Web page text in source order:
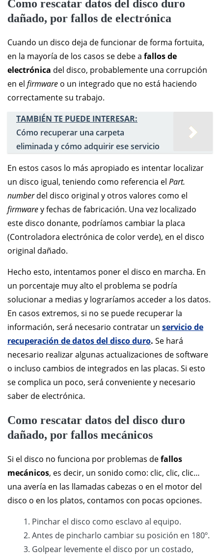
Como rescatar datos del disco duro
dañado, por fallos de electrónica
Cuando un disco deja de funcionar de forma fortuita,
en la mayoría de los casos se debe a fallos de
electrónica del disco, probablemente una corrupción
en el firmware o un integrado que no está haciendo
correctamente su trabajo.
TAMBIÉN TE PUEDE INTERESAR:
Cómo recuperar una carpeta
eliminada y cómo adquirir ese servicio
En estos casos lo más apropiado es intentar localizar
un disco igual, teniendo como referencia el Part.
numberdel disco original y otros valores como el
firmwarey fechas de fabricación. Una vez localizado
este disco donante, podríamos cambiar la placa
(Controladora electrónica de color verde), en el disco
original dañado.
Hecho esto, intentamos poner el disco en marcha. En
un porcentaje muy alto el problema se podría
solucionar a medias y lograríamos acceder a los datos.
En casos extremos, si no se puede recuperar la
información, será necesario contratar un servicio de
recuperación de datos del disco duro. Se hará
necesario realizar algunas actualizaciones de software
o incluso cambios de integrados en las placas. Si esto
se complica un poco, será conveniente y necesario
saber de electrónica.
Como rescatar datos del disco duro
dañado, por fallos mecánicos
Si el disco no funciona por problemas defallos
mecánicos, es decir, un sonido como: clic, clic, clic…
una avería en las llamadas cabezas o en el motor del
disco o en los platos, contamos con pocas opciones.
Pinchar el disco como esclavo al equipo.
Antes de pincharlo cambiar su posición en 180º.
Golpear levemente el disco por un costado,